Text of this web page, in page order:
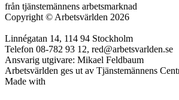
från tjänstemännens arbetsmarknad
Copyright © Arbetsvärlden 2026
Linnégatan 14, 114 94 Stockholm
Telefon 08-782 93 12, red@arbetsvarlden.se
Ansvarig utgivare: Mikael Feldbaum
Arbetsvärlden ges ut av Tjänstemännens
Made with